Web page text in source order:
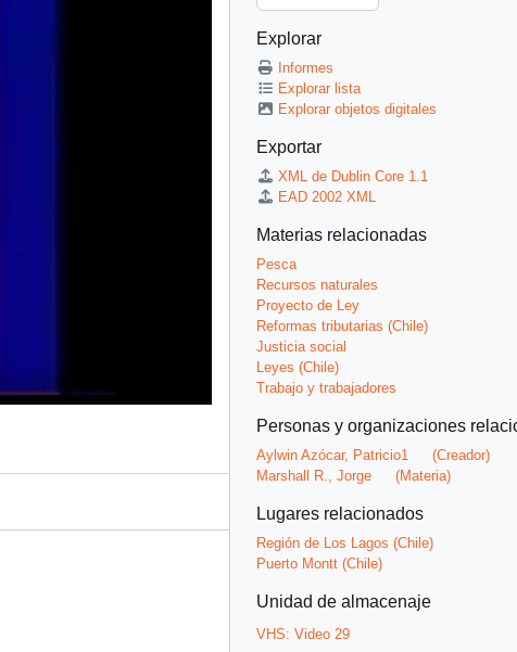
Explorar
Informes
Explorar lista
Explorar objetos digitales
Exportar
XML de Dublin Core 1.1
EAD 2002 XML
Materias relacionadas
Pesca
Recursos naturales
Proyecto de Ley
Reformas tributarias (Chile)
Justicia social
Leyes (Chile)
Trabajo y trabajadores
Personas y organizaciones
Aylwin Azócar, Patricio1
(Creador)
Marshall R., Jorge
(Materia)
Lugares relacionados
Región de Los Lagos (Chile)
Puerto Montt (Chile)
Unidad de almacenaje
VHS: Video 29